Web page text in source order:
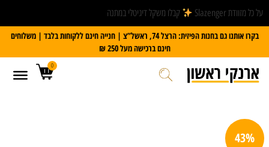
על כל מזוודת Slazenger
קבלו משקל דיגיטלי במתנה
בקרו אותנו גם בחנות הפיזית: הרצל 74, ראשל”צ | חנייה חינם ללקוחות בלבד | משלוחים
חינם ברכישה מעל 250 ₪
0
43%